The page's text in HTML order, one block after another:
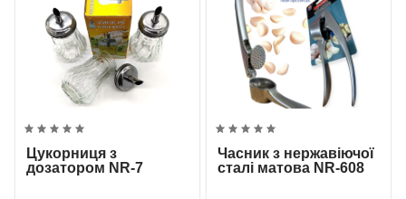
Цукорниця з
дозатором NR-7
Часник з нержавіючої
сталі матова NR-608